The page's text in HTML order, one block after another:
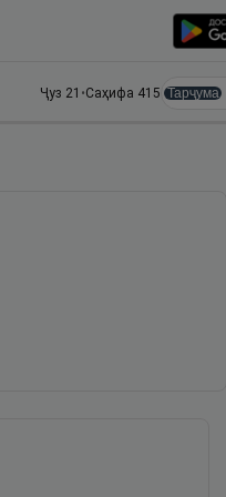
Ҷуз 21 •Саҳифа 415 Тарҷума